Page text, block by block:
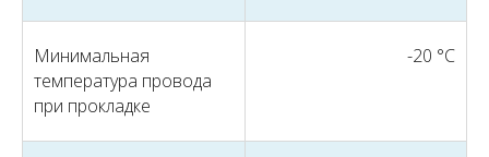
Минимальная
температура провода
при прокладке
-20 °С